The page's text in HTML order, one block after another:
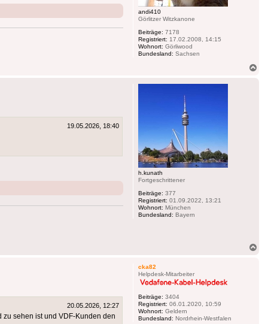
andi410
Görlitzer Witzkanone
Beiträge: 7178
Registriert: 17.02.2008, 14:15
Wohnort: Görliwood
Bundesland: Sachsen
h.kunath
Fortgeschrittener
Beiträge: 377
Registriert: 01.09.2022, 13:21
Wohnort: München
Bundesland: Bayern
19.05.2026, 18:40
cka82
Helpdesk-Mitarbeiter
Beiträge: 3404
Registriert: 06.01.2020, 10:59
Wohnort: Geldern
Bundesland: Nordrhein-Westfalen
20.05.2026, 12:27
sehen ist und VDF-Kunden den